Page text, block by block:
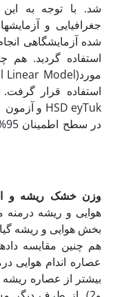
شد. با توجه به
جغرافیایی و
شده آزمایشگاهی
استفاده گردید. هم
استفاده قرار گرفت.
وزن خشک ریشه و
هوایی و ریشه
بخش هوایی و ریشه
هم چنین مقایسه
عصاره اندام